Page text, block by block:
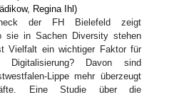
der FH Bielefeld zeigt
sie in Sachen Diversity stehen
Vielfalt ein wichtiger Faktor für
Digitalisierung? Davon sind
Lippe mehr überzeugt
Eine Studie über die